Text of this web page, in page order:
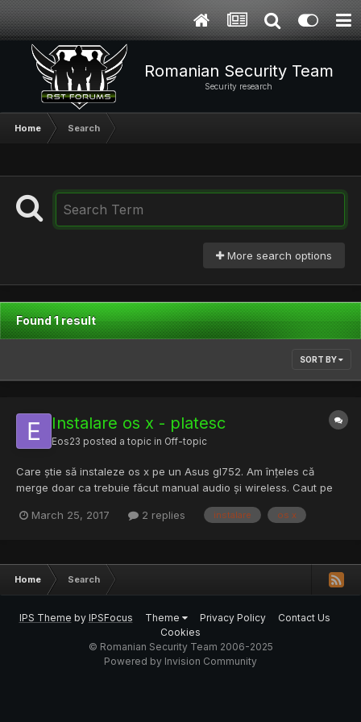
Romanian Security Team
Security research
Home Search
More search options
Found 1 result
SORT BY
Instalare os x - platesc
Eos23 posted a topic in Off-topic
Care știe să instaleze os x pe un Asus gl752. Am înțeles că
merge doar ca trebuie făcut manual audio și wireless. Caut pe
March 25, 2017
2 replies instalare os x
Home Search
IPS Theme by IPSFocus Theme Privacy Policy
Contact Us
Cookies
© Romanian Security Team 2006-2025
Powered by Invision Community